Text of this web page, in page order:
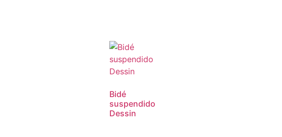
Bidé
suspendido
Dessin